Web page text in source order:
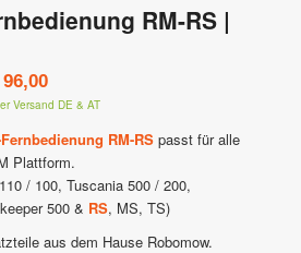
RM-RS |
Aktueller
Preis
ist:
€ 96,00.
Versand DE & AT
RM-RS passt für alle
Plattform.
/ 100, Tuscania 500 / 200,
500 & RS, MS, TS)
aus dem Hause Robomow.